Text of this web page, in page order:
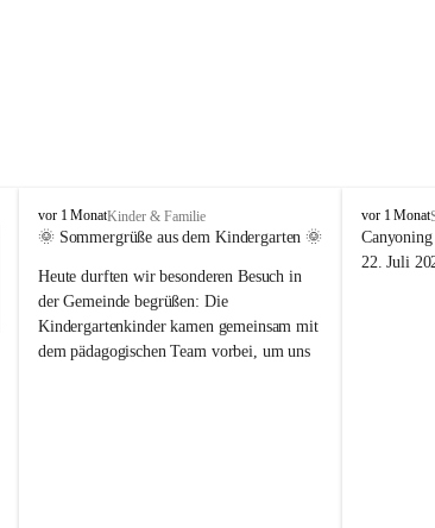
V
i
t
o
r
s
vor 1 MonatKinder & Familie
🌞 Sommergrüße aus dem Kindergarten 🌞
Heute durften wir besonderen Besuch in
der Gemeinde begrüßen: Die
Kindergartenkinder kamen gemeinsam mit
dem pädagogischen Team vorbei, um uns
V
i
k
vor 1 Monat
22. Juli